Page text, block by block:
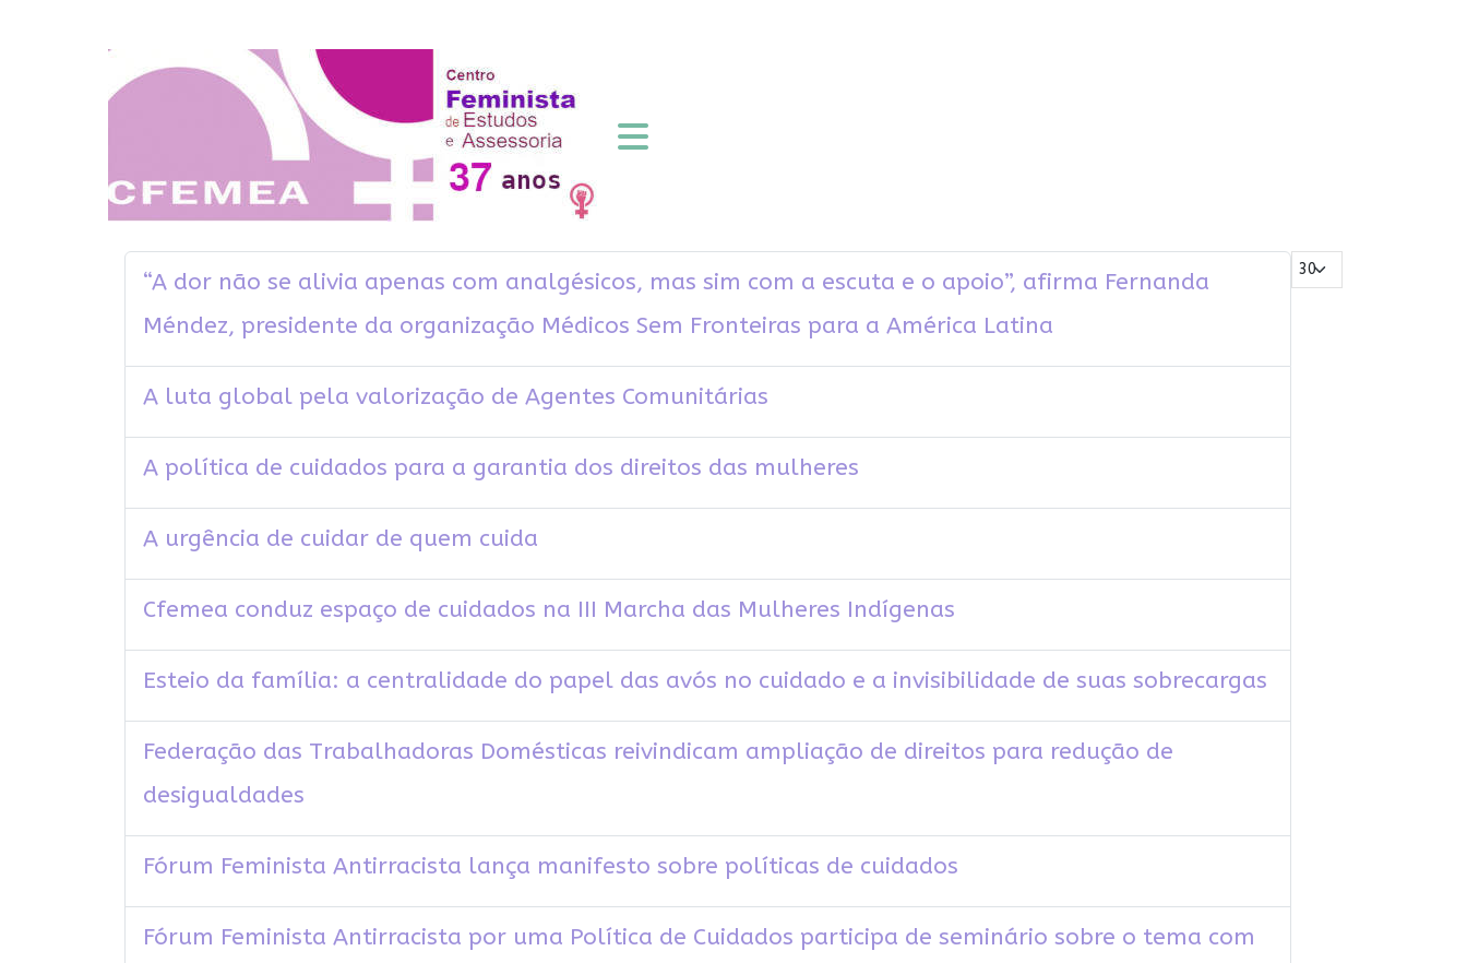
Mostrar #
“A dor não se alivia apenas com analgésicos, mas sim com a escuta e o apoio”, afirma Fernanda
Méndez, presidente da organização Médicos Sem Fronteiras para a América Latina
A luta global pela valorização de Agentes Comunitárias
A política de cuidados para a garantia dos direitos das mulheres
A urgência de cuidar de quem cuida
Cfemea conduz espaço de cuidados na III Marcha das Mulheres Indígenas
Esteio da família: a centralidade do papel das avós no cuidado e a invisibilidade de suas sobrecargas
Federação das Trabalhadoras Domésticas reivindicam ampliação de direitos para redução de
desigualdades
Fórum Feminista Antirracista lança manifesto sobre políticas de cuidados
Fórum Feminista Antirracista por uma Política de Cuidados participa de seminário sobre o tema com